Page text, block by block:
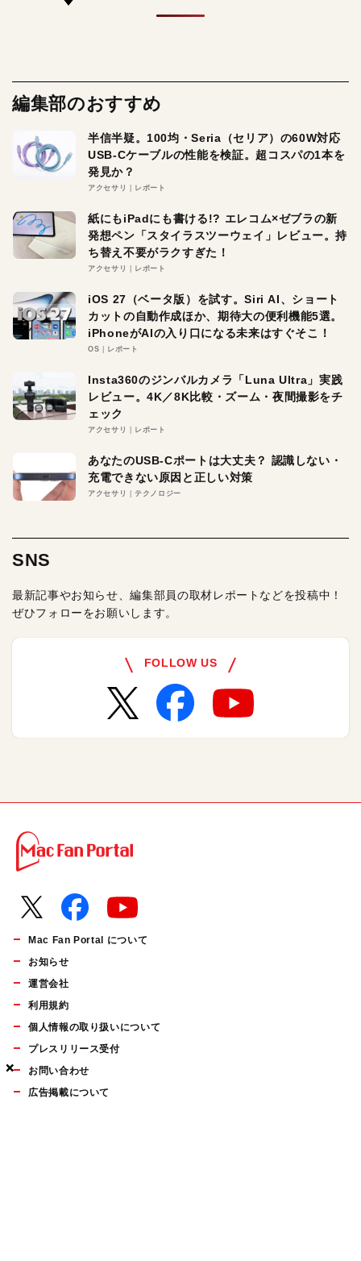
×
×
×
編集部のおすすめ
半信半疑。100均・Seria（セリア）の60W対応
USB-Cケーブルの性能を検証。超コスパの1本を
発見か？
アクセサリ レポート
紙にもiPadにも書ける!? エレコム×ゼブラの新
発想ペン「スタイラスツーウェイ」レビュー。持
ち替え不要がラクすぎた！
アクセサリ レポート
iOS 27（ベータ版）を試す。Siri AI、ショート
カットの自動作成ほか、期待大の便利機能5選。
iPhoneがAIの入り口になる未来はすぐそこ！
OS レポート
Insta360のジンバルカメラ「Luna Ultra」実践
レビュー。4K／8K比較・ズーム・夜間撮影をチ
ェック
アクセサリ レポート
あなたのUSB-Cポートは大丈夫？ 認識しない・
充電できない原因と正しい対策
アクセサリ テクノロジー
SNS
最新記事やお知らせ、編集部員の取材レポートなどを投稿中！
ぜひフォローをお願いします。
FOLLOW US
Mac Fan Portal について
お知らせ
運営会社
利用規約
個人情報の取り扱いについて
プレスリリース受付
お問い合わせ
広告掲載について